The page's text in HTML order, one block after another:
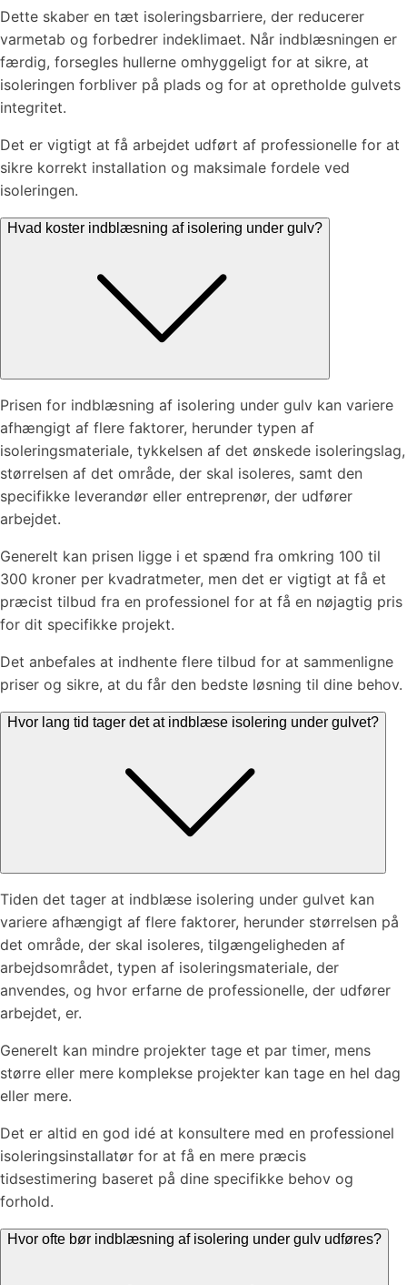
Dette skaber en tæt isoleringsbarriere, der reducerer
varmetab og forbedrer indeklimaet. Når indblæsningen er
færdig, forsegles hullerne omhyggeligt for at sikre, at
isoleringen forbliver på plads og for at opretholde gulvets
integritet.
Det er vigtigt at få arbejdet udført af professionelle for at
sikre korrekt installation og maksimale fordele ved
isoleringen.
Hvad koster indblæsning af isolering under gulv?
Prisen for indblæsning af isolering under gulv kan variere
afhængigt af flere faktorer, herunder typen af
isoleringsmateriale, tykkelsen af det ønskede isoleringslag,
størrelsen af det område, der skal isoleres, samt den
specifikke leverandør eller entreprenør, der udfører
arbejdet.
Generelt kan prisen ligge i et spænd fra omkring 100 til
300 kroner per kvadratmeter, men det er vigtigt at få et
præcist tilbud fra en professionel for at få en nøjagtig pris
for dit specifikke projekt.
Det anbefales at indhente flere tilbud for at sammenligne
priser og sikre, at du får den bedste løsning til dine behov.
Hvor lang tid tager det at indblæse isolering under gulvet?
Tiden det tager at indblæse isolering under gulvet kan
variere afhængigt af flere faktorer, herunder størrelsen på
det område, der skal isoleres, tilgængeligheden af
arbejdsområdet, typen af isoleringsmateriale, der
anvendes, og hvor erfarne de professionelle, der udfører
arbejdet, er.
Generelt kan mindre projekter tage et par timer, mens
større eller mere komplekse projekter kan tage en hel dag
eller mere.
Det er altid en god idé at konsultere med en professionel
isoleringsinstallatør for at få en mere præcis
tidsestimering baseret på dine specifikke behov og
forhold.
Hvor ofte bør indblæsning af isolering under gulv udføres?